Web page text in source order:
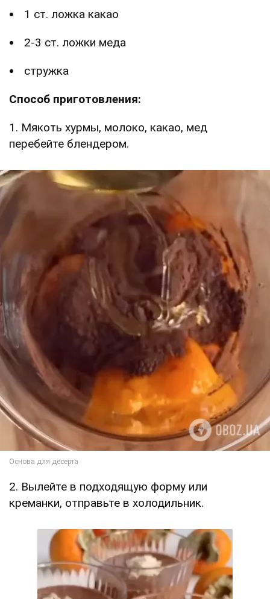
1 ст. ложка какао
2-3 ст. ложки меда
стружка
Способ приготовления:
1. Мякоть хурмы, молоко, какао, мед
перебейте блендером.
2. Вылейте в подходящую форму или
креманки, отправьте в холодильник.